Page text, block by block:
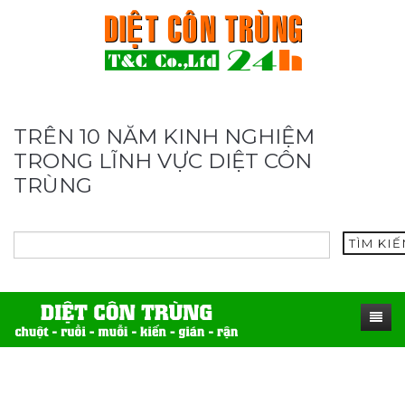
TRÊN 10 NĂM KINH NGHIỆM
TRONG LĨNH VỰC DIỆT CÔN
TRÙNG
TÌM